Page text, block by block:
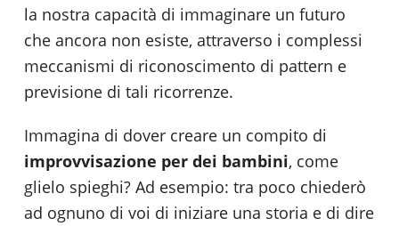
la nostra capacità di immaginare un futuro
che ancora non esiste, attraverso i complessi
meccanismi di riconoscimento di pattern e
previsione di tali ricorrenze.
Immagina di dover creare un compito di
improvvisazione per dei bambini, come
glielo spieghi? Ad esempio: tra poco chiederò
ad ognuno di voi di iniziare una storia e di dire